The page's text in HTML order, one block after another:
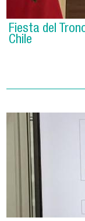
Fiesta del
Chile